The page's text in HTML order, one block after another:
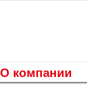
О компании